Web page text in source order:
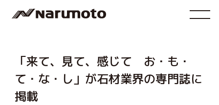
「来て、見て、感じて お・も・
て・な・し」が石材業界の専門誌に
掲載